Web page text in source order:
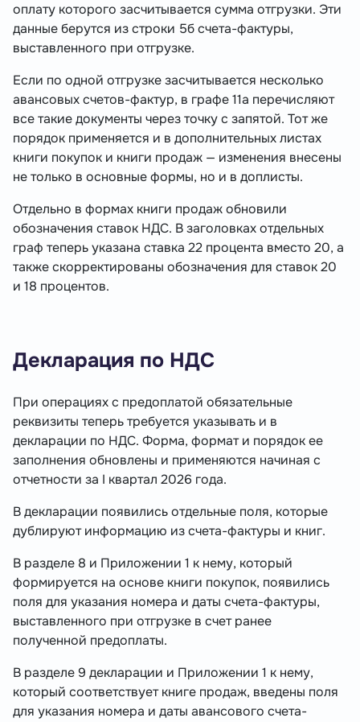
оплату которого засчитывается сумма отгрузки. Эти
данные берутся из строки 5б счета-фактуры,
выставленного при отгрузке.
Если по одной отгрузке засчитывается несколько
авансовых счетов-фактур, в графе 11а перечисляют
все такие документы через точку с запятой. Тот же
порядок применяется и в дополнительных листах
книги покупок и книги продаж — изменения внесены
не только в основные формы, но и в доплисты.
Отдельно в формах книги продаж обновили
обозначения ставок НДС. В заголовках отдельных
граф теперь указана ставка 22 процента вместо 20, а
также скорректированы обозначения для ставок 20
и 18 процентов.
Декларация по НДС
При операциях с предоплатой обязательные
реквизиты теперь требуется указывать и в
декларации по НДС. Форма, формат и порядок ее
заполнения обновлены и применяются начиная с
отчетности за I квартал 2026 года.
В декларации появились отдельные поля, которые
дублируют информацию из счета-фактуры и книг.
В разделе 8 и Приложении 1 к нему, который
формируется на основе книги покупок, появились
поля для указания номера и даты счета-фактуры,
выставленного при отгрузке в счет ранее
полученной предоплаты.
В разделе 9 декларации и Приложении 1 к нему,
который соответствует книге продаж, введены поля
для указания номера и даты авансового счета-